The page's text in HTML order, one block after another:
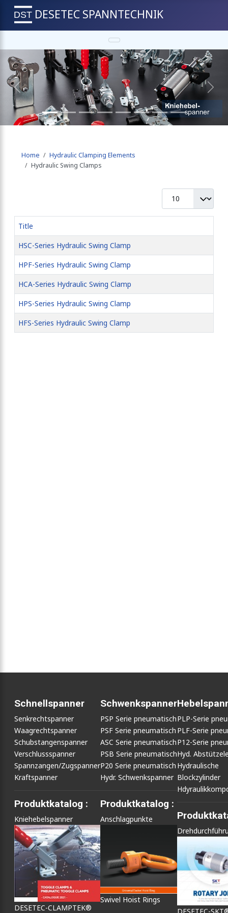
DESETEC SPANNTECHNIK
Previous Next
Home
Hydraulic Clamping Elements
Hydraulic Swing Clamps
Display #
Title
HSC-Series Hydraulic Swing Clamp
HPF-Series Hydraulic Swing Clamp
HCA-Series Hydraulic Swing Clamp
HPS-Series Hydraulic Swing Clamp
HFS-Series Hydraulic Swing Clamp
Schnellspanner
Senkrechtspanner
Waagrechtspanner
Schubstangenspanner
Verschlussspanner
Spannzangen/Zugspanner
Kraftspanner
Produktkatalog :
Kniehebelspanner
DESETEC-CLAMPTEK®
Schwenkspanner
PSP Serie pneumatisch
PSF Serie pneumatisch
ASC Serie pneumatisch
PSB Serie pneumatisch
P20 Serie pneumatisch
Hydr. Schwenkspanner
Produktkatalog :
Anschlagpunkte
Swivel Hoist Rings
PLP-Serie
PLF-Serie
P12-Serie
Hyd.
Hydraulische
Blockzylinder